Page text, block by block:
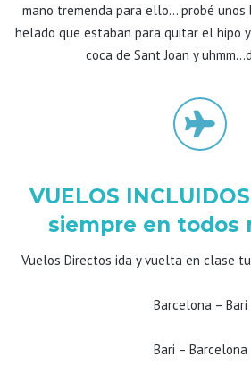
mano tremenda para ello… probé unos
helado que estaban para quitar el hipo
coca de Sant Joan y
VUELOS
siempre en todos
Vuelos Directos ida y vuelta en clase
Barcelona – Bari
Bari – Barcelona